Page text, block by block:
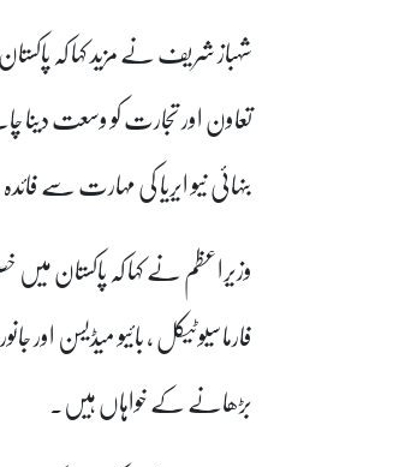
شہباز شریف نے مزید کہا کہ
تعاون اور تجارت کو وسعت
بنہائی نیو ایریا کی مہارت سے
وزیراعظم نے کہا کہ پاکستان
فارماسیوٹیکل ، بائیو میڈیسن
بڑھانے کے خواہاں ہیں۔